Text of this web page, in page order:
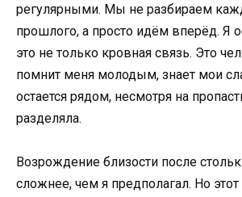
регулярными. Мы не разбираем
прошлого, а просто идём вперёд. Я
это не только кровная связь. Это
помнит меня молодым, знает мои
остается рядом, несмотря на
разделяла.
Возрождение близости после
сложнее, чем я предполагал. Но